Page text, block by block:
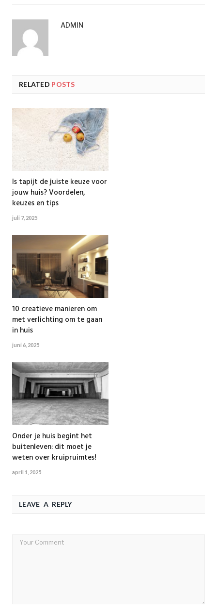
ADMIN
RELATED POSTS
Is tapijt de juiste keuze voor
jouw huis? Voordelen,
keuzes en tips
juli 7, 2025
10 creatieve manieren om
met verlichting om te gaan
in huis
juni 6, 2025
Onder je huis begint het
buitenleven: dit moet je
weten over kruipruimtes!
april 1, 2025
LEAVE A REPLY